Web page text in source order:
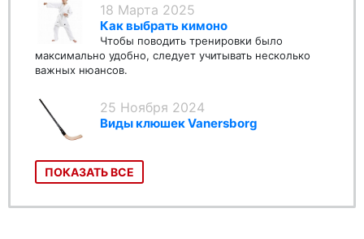
18 Марта 2025
Как выбрать кимоно
Чтобы поводить тренировки было
максимально удобно, следует учитывать несколько
важных нюансов.
25 Ноября 2024
Виды клюшек Vanersborg
ПОКАЗАТЬ ВСЕ